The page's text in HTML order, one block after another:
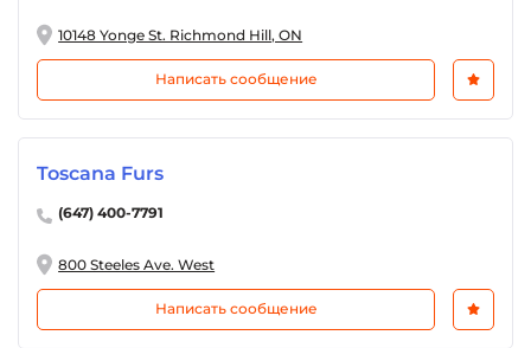
10148 Yonge St. Richmond Hill, ON
Написать сообщение
Toscana Furs
(647) 400-7791
800 Steeles Ave. West
Написать сообщение